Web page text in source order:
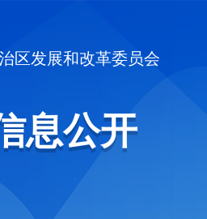
区发展和改革委员会
息公开